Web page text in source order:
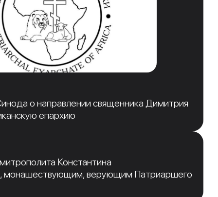
о направлении священника Димитрия
епархию
Константина
монашествующим, верующим Патриаршего